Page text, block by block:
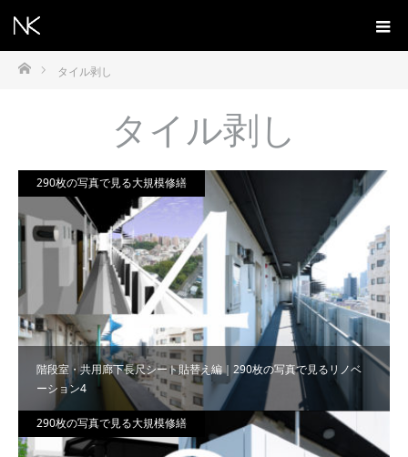
ホームタイル剥し
タイル剥し
階段室・共用廊下長尺シート貼替え編｜290枚の写真で見るリノベ
ーション4
290枚の写真で見る大規模修繕
290枚の写真で見る大規模修繕